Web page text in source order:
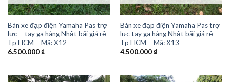
Bán xe đạp điện Yamaha Pas trợ
lực – tay ga hàng Nhật bãi giá rẻ
Tp HCM – Mã: X12
6.500.000₫
Bán xe đạp điện Yamaha Pas trợ
lực tay ga hàng Nhật bãi giá rẻ
Tp HCM – Mã: X13
4.500.000₫